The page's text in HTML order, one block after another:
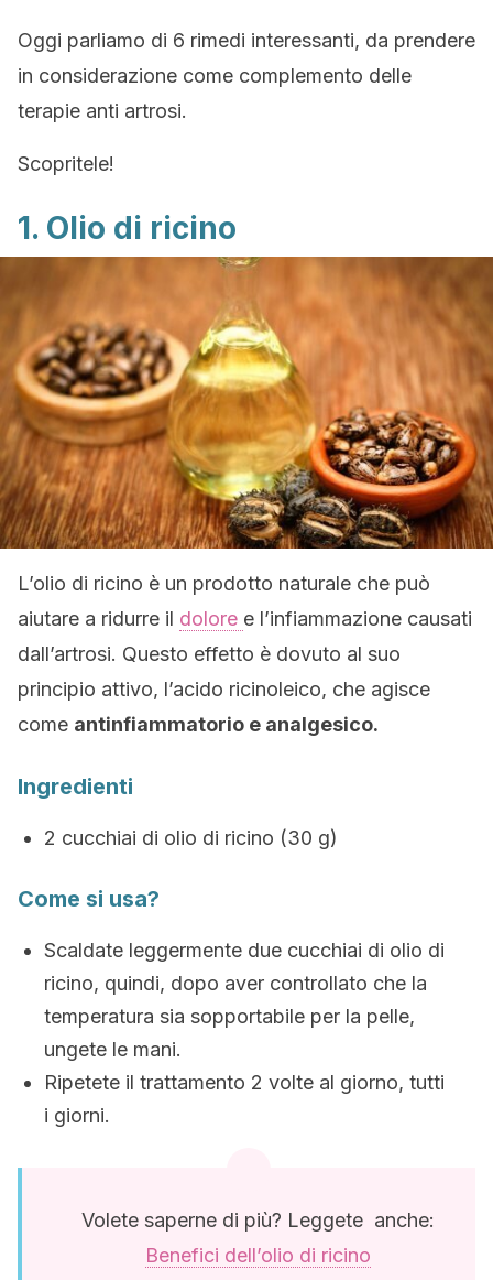
Oggi parliamo di 6 rimedi interessanti, da prendere
in considerazione come complemento delle
terapie anti artrosi.
Scopritele!
1. Olio di ricino
L’olio di ricino è un prodotto naturale che può
aiutare a ridurre il dolore e l’infiammazione causati
dall’artrosi. Questo effetto è dovuto al suo
principio attivo, l’acido ricinoleico, che agisce
come antinfiammatorio e analgesico.
Ingredienti
2 cucchiai di olio di ricino (30 g)
Come si usa?
Scaldate leggermente due cucchiai di olio di
ricino, quindi, dopo aver controllato che la
temperatura sia sopportabile per la pelle,
ungete le mani.
Ripetete il trattamento 2 volte al giorno, tutti
i giorni.
Volete saperne di più? Leggete anche:
Benefici dell’olio di ricino